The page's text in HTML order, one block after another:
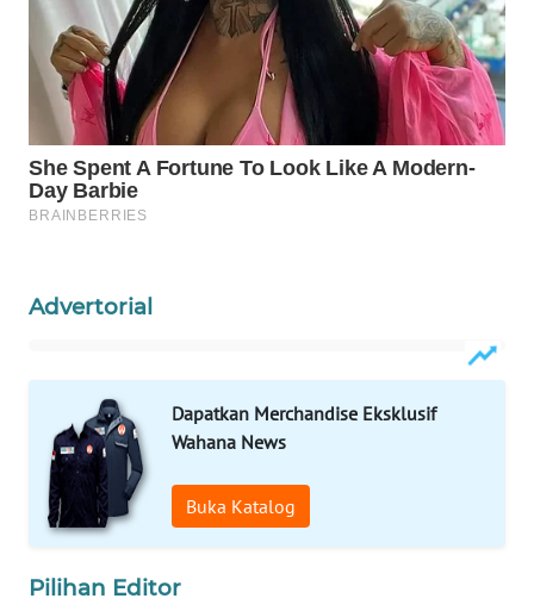
Advertorial
Dapatkan Merchandise Eksklusif
Wahana News
Buka Katalog
Pilihan Editor
WAHANANEWS
CO ID
WAHANANEWS
NET
WAHANA
WAHANA
UMKM
WAHANA
SELEB
WAHANA
PERSONA
OTOMOTIF